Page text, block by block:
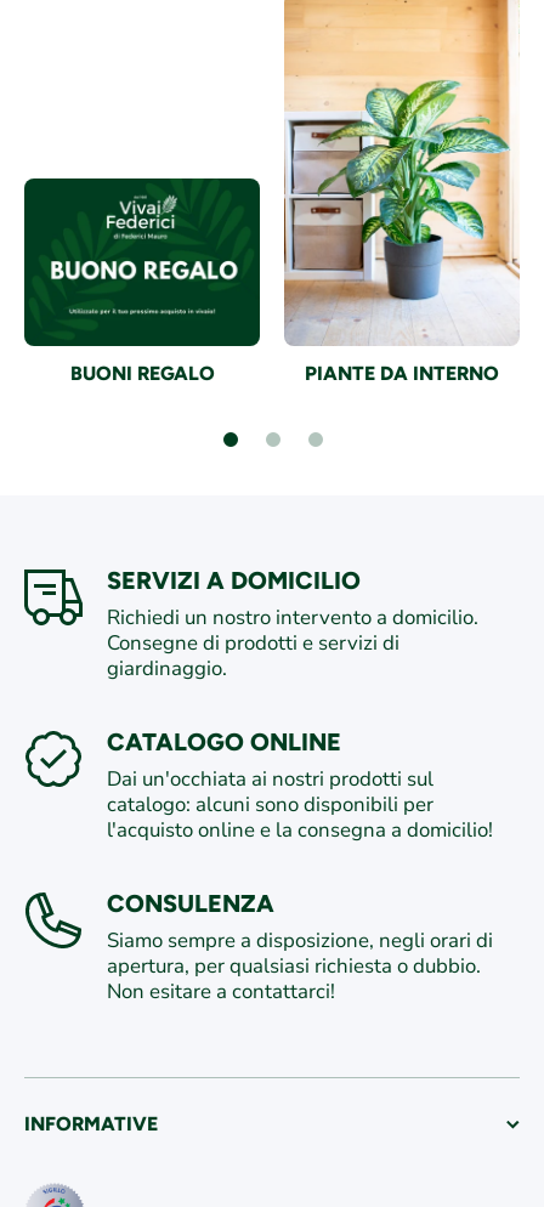
BUONI REGALO PIANTE DA INTERNO
SERVIZI A DOMICILIO
Richiedi un nostro intervento a domicilio.
Consegne di prodotti e servizi di
giardinaggio.
CATALOGO ONLINE
Dai un'occhiata ai nostri prodotti sul
catalogo: alcuni sono disponibili per
l'acquisto online e la consegna a domicilio!
CONSULENZA
Siamo sempre a disposizione, negli orari di
apertura, per qualsiasi richiesta o dubbio.
Non esitare a contattarci!
INFORMATIVE